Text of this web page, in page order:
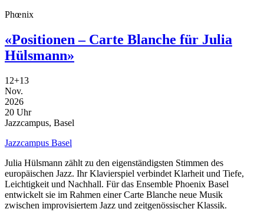
Phœnix
«Positionen – Carte Blanche für Julia
Hülsmann»
12​+13
Nov.
2026
20 Uhr
Jazzcampus, Basel
Jazzcampus Basel
Julia Hülsmann zählt zu den eigenständigsten Stimmen des
europäischen Jazz. Ihr Klavierspiel verbindet Klarheit und Tiefe,
Leichtigkeit und Nachhall. Für das Ensemble Phoenix Basel
entwickelt sie im Rahmen einer Carte Blanche neue Musik
zwischen improvisiertem Jazz und zeitgenössischer Klassik.